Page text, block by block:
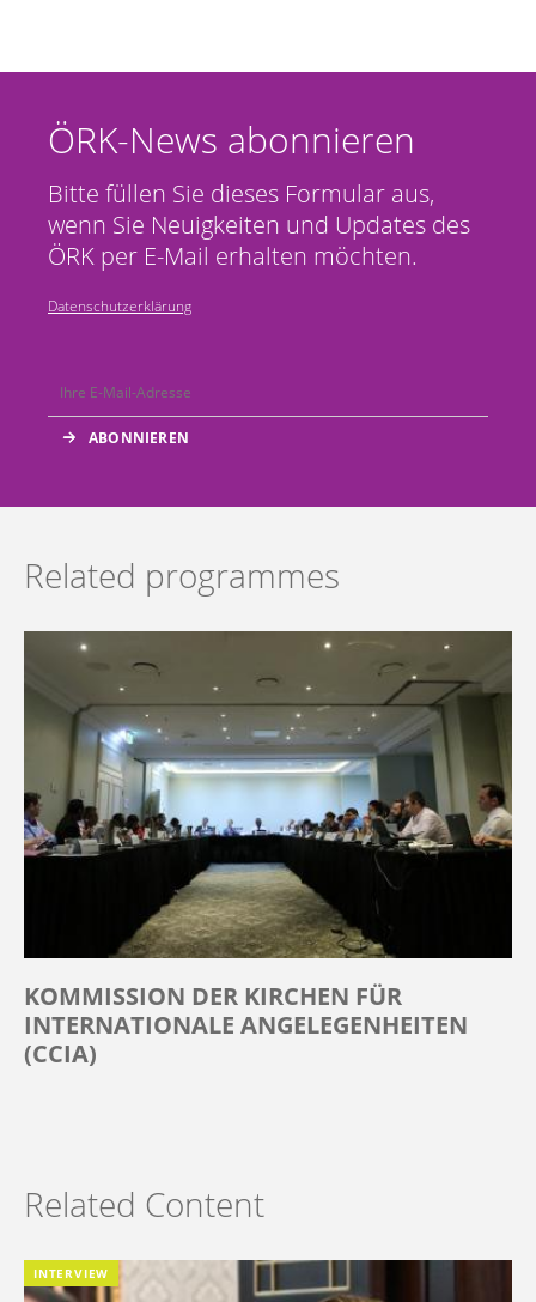
ÖRK-News abonnieren
Bitte füllen Sie dieses Formular aus,
wenn Sie Neuigkeiten und Updates des
ÖRK per E-Mail erhalten möchten.
Datenschutzerklärung
Related programmes
KOMMISSION DER KIRCHEN FÜR
INTERNATIONALE ANGELEGENHEITEN
(CCIA)
Related Content
INTERVIEW